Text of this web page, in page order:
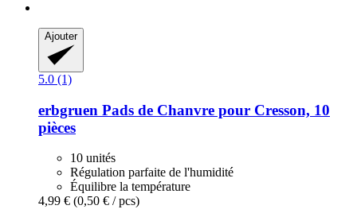
Ajouter
5.0 (1)
erbgruen Pads de Chanvre pour Cresson, 10
pièces
10 unités
Régulation parfaite de l'humidité
Équilibre la température
4,99 € (0,50 € / pcs)